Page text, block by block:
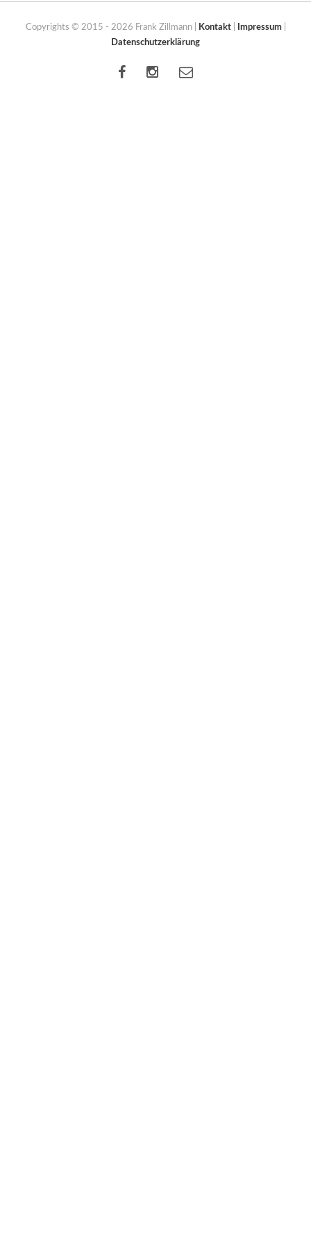
Copyrights © 2015 - 2026 Frank Zillmann | Kontakt| Impressum|
Datenschutzerklärung